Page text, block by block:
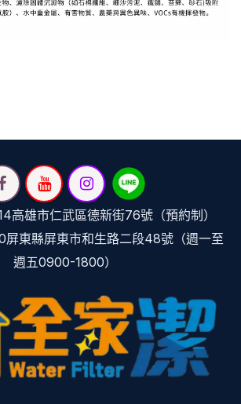
高雄市仁武區德新街76號（預約制）
屏東縣屏東市和生路二段48號（週一至
週五0900-1800）